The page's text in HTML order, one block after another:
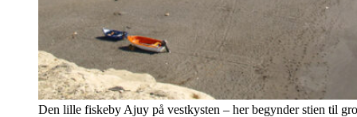
Den lille fiskeby Ajuy på vestkysten – her begynder stien til